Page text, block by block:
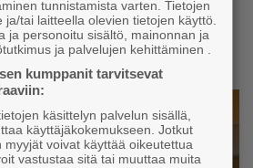
osallistuja
tunnistamista varten. Tietojen
tai laitteella olevien tietojen käyttö.
ja personoitu sisältö, mainonnan ja
ja palvelujen kehittäminen .
kumppanit tarvitsevat
käsittelyn palvelun sisällä,
käyttäjäkokemukseen. Jotkut
myyjät voivat käyttää oikeutettua
vastustaa sitä tai muuttaa muita